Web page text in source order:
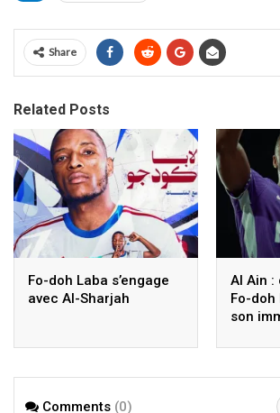
Share
Related Posts
Fo-doh Laba s’engage
avec Al-Sharjah
Al Ain :
Fo-doh
son
Comments (0)